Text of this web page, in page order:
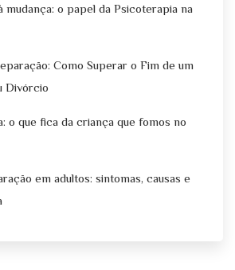
o papel da Psicoterapia na
Como Superar o Fim de um
Divórcio
o que fica da criança que fomos no
em adultos: sintomas, causas e